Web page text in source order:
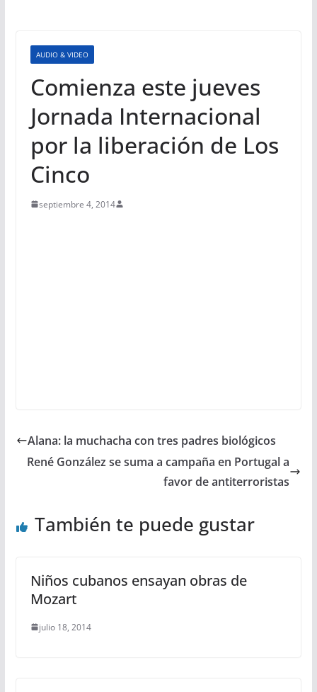
AUDIO & VIDEO
Comienza este jueves
Jornada Internacional
por la liberación de Los
Cinco
septiembre 4, 2014
Alana: la muchacha con tres padres biológicos
René González se suma a campaña en Portugal a
favor de antiterroristas
También te puede gustar
Niños cubanos ensayan obras de
Mozart
julio 18, 2014